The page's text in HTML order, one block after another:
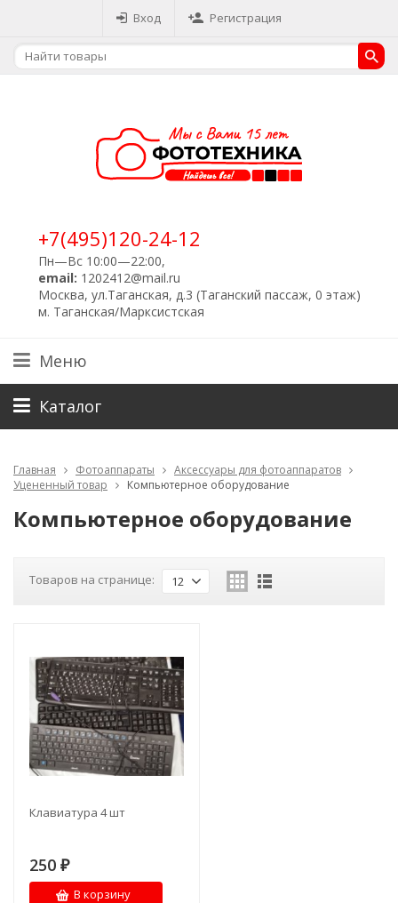
Вход Регистрация
+7(495)120-24-12
Пн—Вс 10:00—22:00,
email: 1202412@mail.ru
Москва, ул.Таганская, д.3 (Таганский пассаж, 0 этаж)
м. Таганская/Марксистская
Меню
Каталог
Главная Фотоаппараты
Аксессуары для фотоаппаратов
Уцененный товар
Компьютерное оборудование
Компьютерное оборудование
Товаров на странице: 12
Клавиатура 4 шт
250 ₽
В корзину